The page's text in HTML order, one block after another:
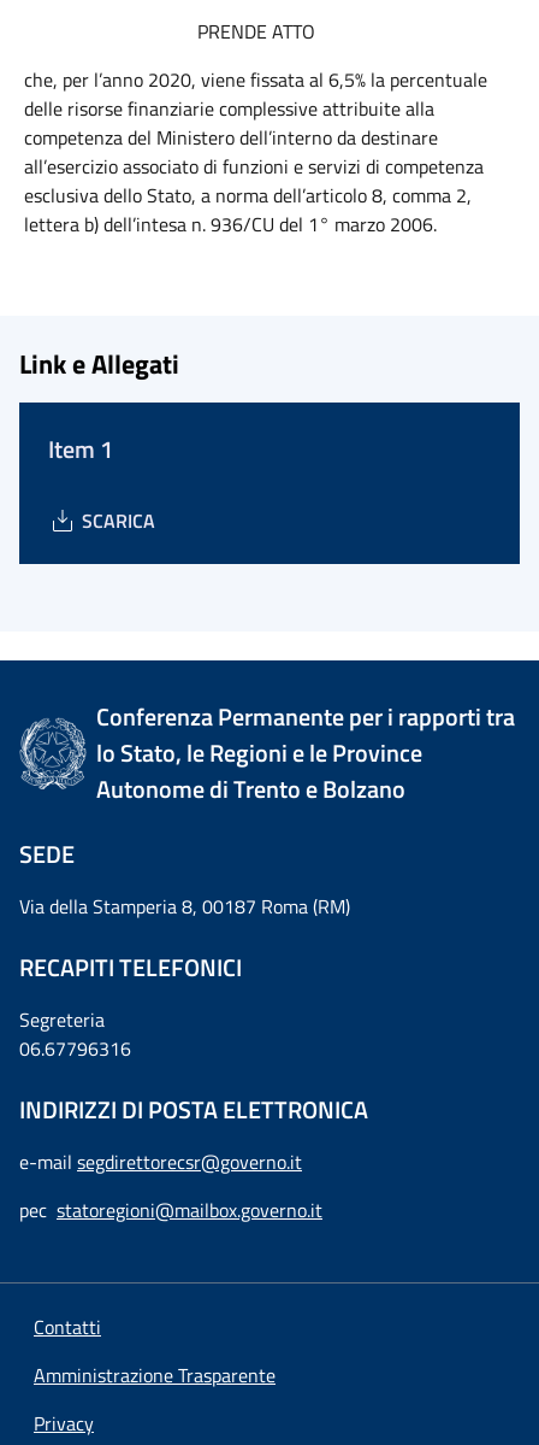
PRENDE ATTO
che, per l’anno 2020, viene fissata al 6,5% la percentuale
delle risorse finanziarie complessive attribuite alla
competenza del Ministero dell’interno da destinare
all’esercizio associato di funzioni e servizi di competenza
esclusiva dello Stato, a norma dell’articolo 8, comma 2,
lettera b) dell’intesa n. 936/CU del 1° marzo 2006.
Link e Allegati
Item 1
SCARICA
Conferenza Permanente per i rapporti tra
lo Stato, le Regioni e le Province
Autonome di Trento e Bolzano
SEDE
Via della Stamperia 8, 00187 Roma (RM)
RECAPITI TELEFONICI
Segreteria
06.67796316
INDIRIZZI DI POSTA ELETTRONICA
e-mail segdirettorecsr@governo.it
pec statoregioni@mailbox.governo.it
Contatti
Amministrazione Trasparente
Privacy